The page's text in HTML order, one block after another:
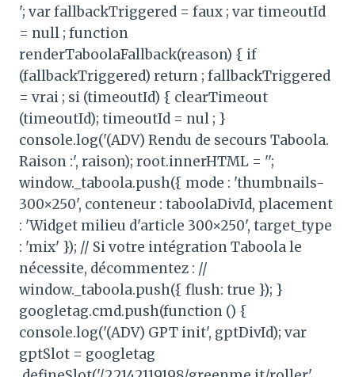
'; var fallbackTriggered = faux ; var timeoutId
= null ; function
renderTaboolaFallback(reason) { if
(fallbackTriggered) return ; fallbackTriggered
= vrai ; si (timeoutId) { clearTimeout
(timeoutId); timeoutId = nul ; }
console.log('(ADV) Rendu de secours Taboola.
Raison :', raison); root.innerHTML = '';
window._taboola.push({ mode : 'thumbnails-
300×250', conteneur : taboolaDivId, placement
: 'Widget milieu d'article 300×250', target_type
: 'mix' }); // Si votre intégration Taboola le
nécessite, décommentez : //
window._taboola.push({ flush: true }); }
googletag.cmd.push(function () {
console.log('(ADV) GPT init', gptDivId); var
gptSlot = googletag